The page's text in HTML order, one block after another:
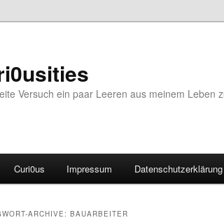
Versuch ein paar Leeren aus meinem Leben
Curi0us Impressum Datenschutzerklärung
ARCHIVE: BAUARBEITER